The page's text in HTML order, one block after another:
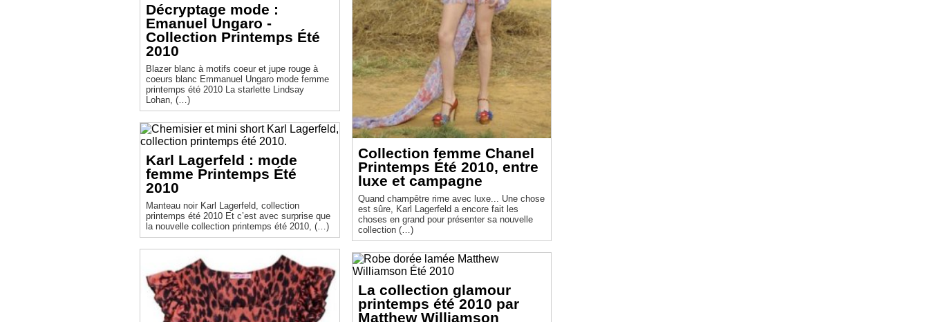
Décryptage mode :
Emanuel Ungaro -
Collection Printemps Été
2010
Blazer blanc à motifs coeur et jupe rouge à
coeurs blanc Emmanuel Ungaro mode femme
printemps été 2010 La starlette Lindsay
Lohan, (…)
Karl Lagerfeld : mode
femme Printemps Été
2010
Manteau noir Karl Lagerfeld, collection
printemps été 2010 Et c’est avec surprise que
la nouvelle collection printemps été 2010, (…)
Collection femme Chanel
Printemps Été 2010, entre
luxe et campagne
Quand champêtre rime avec luxe... Une chose
est sûre, Karl Lagerfeld a encore fait les
choses en grand pour présenter sa nouvelle
collection (…)
La collection glamour
printemps été 2010 par
Matthew Williamson